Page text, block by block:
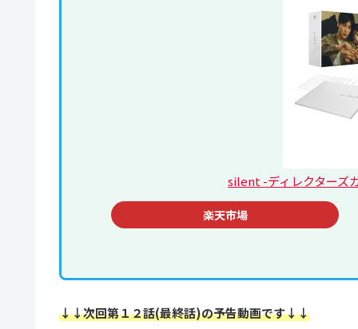
silent -ディレクターズ
楽天市場
↓↓次回第１２話(最終話)の予告動画です↓↓